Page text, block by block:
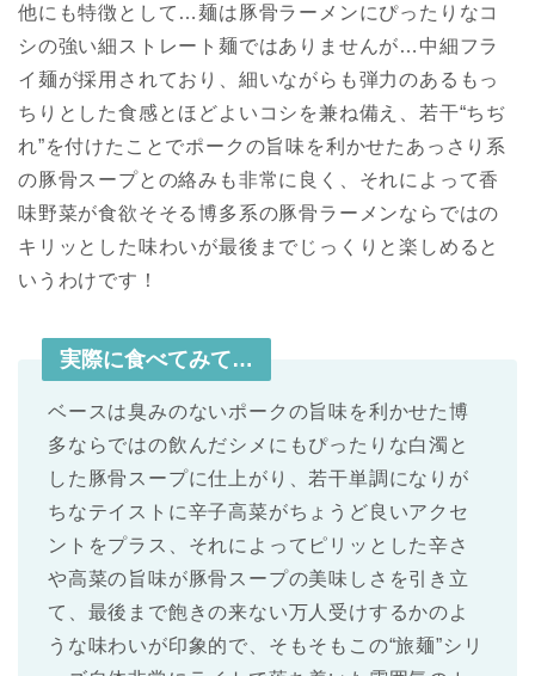
他にも特徴として…麺は豚骨ラーメンにぴったりなコ
シの強い細ストレート麺ではありませんが…中細フラ
イ麺が採用されており、細いながらも弾力のあるもっ
ちりとした食感とほどよいコシを兼ね備え、若干“ちぢ
れ”を付けたことでポークの旨味を利かせたあっさり系
の豚骨スープとの絡みも非常に良く、それによって香
味野菜が食欲そそる博多系の豚骨ラーメンならではの
キリッとした味わいが最後までじっくりと楽しめると
いうわけです！
実際に食べてみて…
ベースは臭みのないポークの旨味を利かせた博
多ならではの飲んだシメにもぴったりな白濁と
した豚骨スープに仕上がり、若干単調になりが
ちなテイストに辛子高菜がちょうど良いアクセ
ントをプラス、それによってピリッとした辛さ
や高菜の旨味が豚骨スープの美味しさを引き立
て、最後まで飽きの来ない万人受けするかのよ
うな味わいが印象的で、そもそもこの“旅麺”シリ